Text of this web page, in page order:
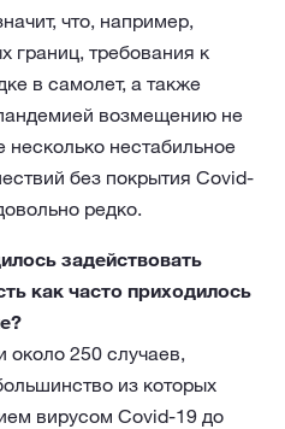
что, например,
границ, требования к
в самолет, а также
возмещению не
нестабильное
без покрытия Covid-
редко.
задействовать
как часто приходилось
250 случаев,
из которых
вирусом Covid-19 до